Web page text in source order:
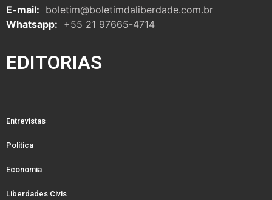
E-mail: boletim@boletimdaliberdade.com.br
Whatsapp: +55 21 97665-4714
EDITORIAS
Entrevistas
Política
Economia
Liberdades Civis